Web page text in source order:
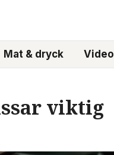
Mat & dryck Video
viktig